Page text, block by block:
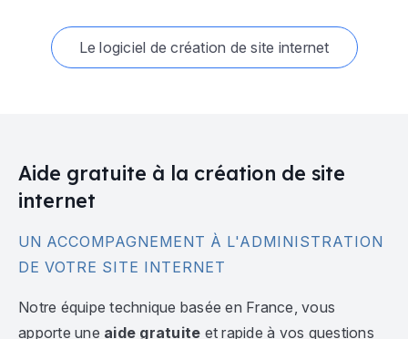
Le logiciel de création de site internet
Aide gratuite à la création de site
internet
UN ACCOMPAGNEMENT À L'ADMINISTRATION
DE VOTRE SITE INTERNET
Notre équipe technique basée en France, vous
apporte une aide gratuite et rapide à vos questions